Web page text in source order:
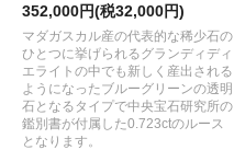
352,000円(税32,000円)
マダガスカル産の代表的な稀少石の
ひとつに挙げられるグランディディ
エライトの中でも新しく産出される
ようになったブルーグリーンの透明
石となるタイプで中央宝石研究所の
鑑別書が付属した0.723ctのルース
となります。